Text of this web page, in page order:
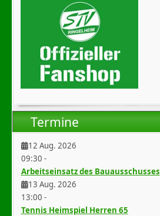
Termine
12 Aug. 2026
09:30 -
Arbeitseinsatz des Bauausschusses
13 Aug. 2026
13:00 -
Tennis Heimspiel Herren 65